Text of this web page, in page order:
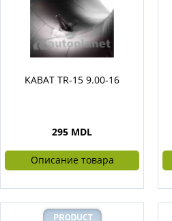
KABAT TR-15 9.00-16
295 MDL
Описание товара